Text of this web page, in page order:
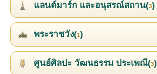
แลนด์มาร์ก และอนุสรณ์สถาน(3)
พระราชวัง(1)
ศูนย์ศิลปะ วัฒนธรรม ประเพณี(3)